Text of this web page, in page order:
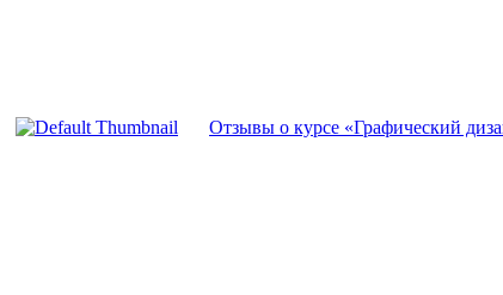
Отзывы о курсе «Графический